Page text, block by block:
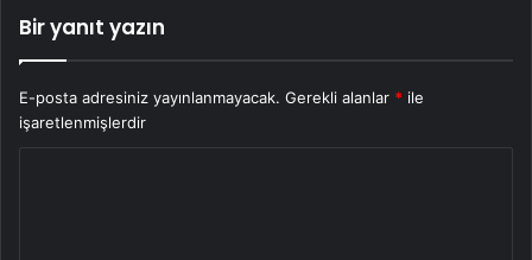
Bir yanıt yazın
E-posta adresiniz yayınlanmayacak. Gerekli alanlar * ile
işaretlenmişlerdir